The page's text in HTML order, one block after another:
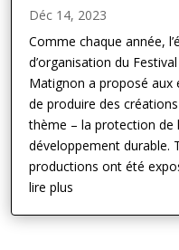
Déc 14, 2023
Comme chaque année,
d’organisation du
Matignon a proposé aux
de produire des
thème – la protection de
développement durable.
productions ont été
lire plus